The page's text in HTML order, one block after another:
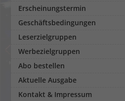
Erscheinungstermin
Geschäftsbedingungen
Leserzielgruppen
Werbezielgruppen
Abo bestellen
Aktuelle Ausgabe
Kontakt & Impressum